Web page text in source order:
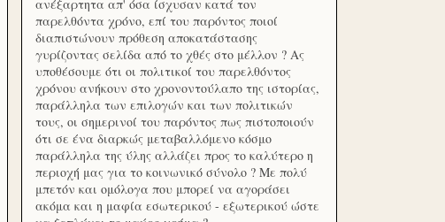
ανέξαρτητα απ' όσα ίσχυσαν κατά τον
παρελθόντα χρόνο, επί του παρόντος ποιοί
διαπιστώνουν πρόθεση αποκατάστασης
γυρίζοντας σελίδα από το χθές στο μέλλον ? Ας
υποθέσουμε ότι οι πολιτικοί του παρελθόντος
χρόνου ανήκουν στο χρονοντούλαπο της ιστορίας,
παράλληλα των επιλογών και των πολιτικών
τους, οι σημερινοί του παρόντος πως πιστοποιούν
ότι σε ένα διαρκώς μεταβαλλόμενο κόσμο
παράλληλα της ύλης αλλάζει προς το καλύτερο η
περιοχή μας για το κοινωνικό σύνολο ? Με πολύ
μπετόν και ομόλογα που μπορεί να αγοράσει
ακόμα και η μαφία εσωτερικού - εξωτερικού ώστε